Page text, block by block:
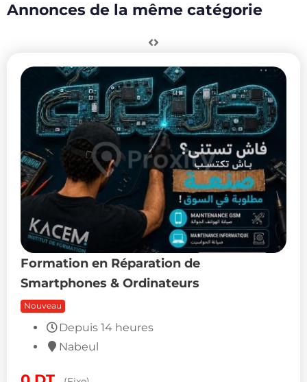
Annonces de la même catégorie
Formation en Réparation de
Smartphones & Ordinateurs
Nouveau
DT